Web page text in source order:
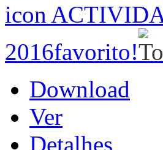
2016favorito!
Download
Ver
Detalhes